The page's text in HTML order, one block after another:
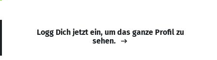
Logg Dich jetzt ein, um das ganze Profil zu
sehen.